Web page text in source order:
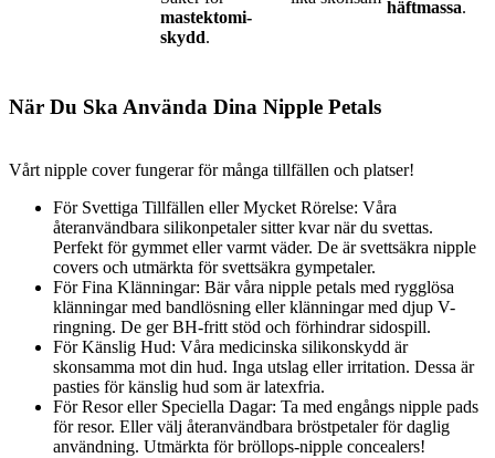
mastektomi-
skydd.
häftmassa.
När Du Ska Använda Dina Nipple Petals
Vårt nipple cover fungerar för många tillfällen och platser!
För Svettiga Tillfällen eller Mycket Rörelse: Våra
återanvändbara silikonpetaler sitter kvar när du svettas.
Perfekt för gymmet eller varmt väder. De är svettsäkra nipple
covers och utmärkta för svettsäkra gympetaler.
För Fina Klänningar: Bär våra nipple petals med rygglösa
klänningar med bandlösning eller klänningar med djup V-
ringning. De ger BH-fritt stöd och förhindrar sidospill.
För Känslig Hud: Våra medicinska silikonskydd är
skonsamma mot din hud. Inga utslag eller irritation. Dessa är
pasties för känslig hud som är latexfria.
För Resor eller Speciella Dagar: Ta med engångs nipple pads
för resor. Eller välj återanvändbara bröstpetaler för daglig
användning. Utmärkta för bröllops-nipple concealers!